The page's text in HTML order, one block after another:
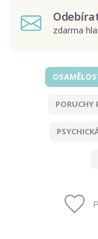
zdarma
Zadáním e-mailu
PORUCHY